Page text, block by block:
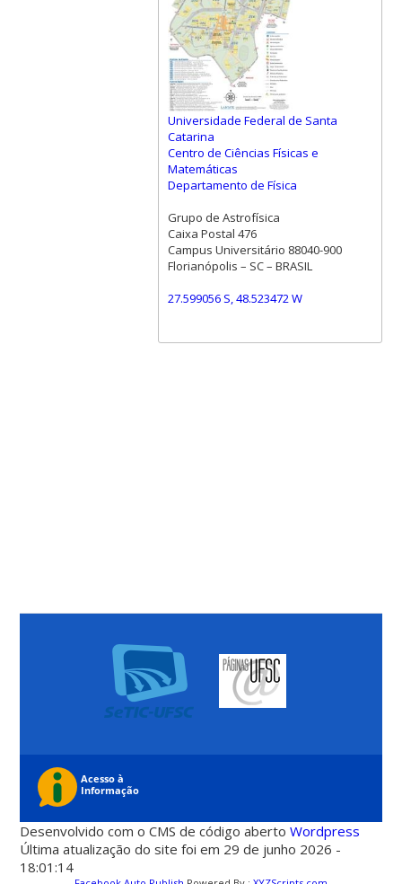
Universidade Federal de Santa
Catarina
Centro de Ciências Físicas e
Matemáticas
Departamento de Física
Grupo de Astrofísica
Caixa Postal 476
Campus Universitário 88040-900
Florianópolis – SC – BRASIL
27.599056 S, 48.523472 W
Desenvolvido com o CMS de código abertoWordpress
Última atualização do site foi em 29 de junho 2026 -
18:01:14